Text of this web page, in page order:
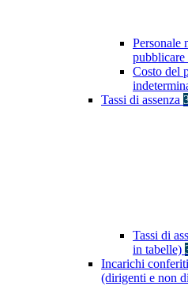
Personale
Costo del
Tassi di assenza
Tassi di
in tabelle)
Incarichi
(dirigenti e non